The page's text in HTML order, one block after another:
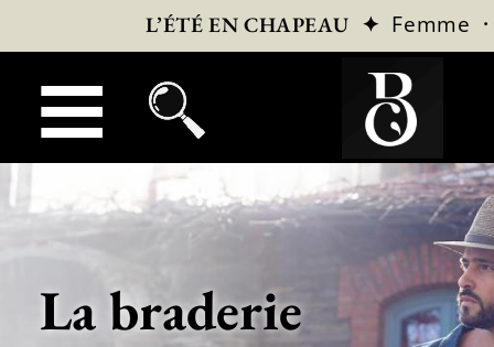
L’ÉTÉ EN CHAPEAU ✦ Femme
La braderie